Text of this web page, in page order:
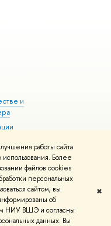
работы сайта
Более
файлов cookies
персональных
сайтом, вы
об
НИУ ВШЭ и согласны
данных. Вы
✖
и
Условия использования
Карта сайта